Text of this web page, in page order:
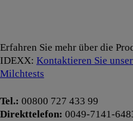
Erfahren Sie mehr über die
IDEXX: Kontaktieren Sie
Milchtests
Tel.: 00800 727 433 99
Direkttelefon: 0049-7141-